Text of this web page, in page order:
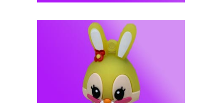
فلش مموری عروسکی -- کد J112